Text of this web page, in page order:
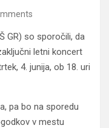
GR) so sporočili, da
letni koncert
4. junija, ob 18. uri
pa bo na sporedu
v mestu